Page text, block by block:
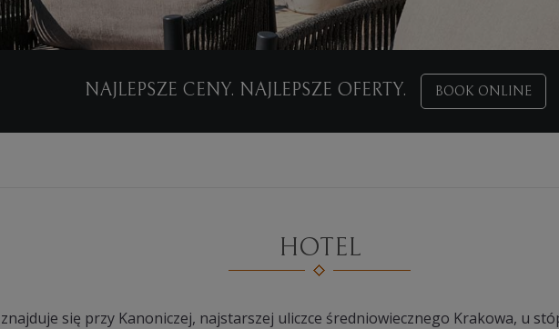
NAJLEPSZE CENY. NAJLEPSZE OFERTY. BOOK ONLINE
HOTEL
się przy Kanoniczej, najstarszej uliczce średniowiecznego Krakowa, u